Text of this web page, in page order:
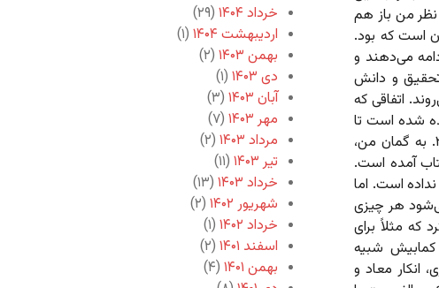
نظر من باز هم
است که بود.
می‌دهند و
و دانش
اتفاقی که
شده است تا
در فضای ایران باعث تنش و دردسر نشود. اما شده است. ۲. به گمان من،
آمده است.
است. اما
هر چیزی
که مثلاً برای
کمابیش شبیه
انکار معاد و
خرداد ۱۴۰۴
(۲۹)
اردیبهشت ۱۴۰۴
(۱)
بهمن ۱۴۰۳
(۲)
دی ۱۴۰۳
(۱)
آبان ۱۴۰۳
(۳)
مهر ۱۴۰۳
(۷)
مرداد ۱۴۰۳
(۲)
تیر ۱۴۰۳
(۱۱)
خرداد ۱۴۰۳
(۱۳)
شهریور ۱۴۰۲
(۲)
خرداد ۱۴۰۲
(۱)
اسفند ۱۴۰۱
(۲)
بهمن ۱۴۰۱
(۴)